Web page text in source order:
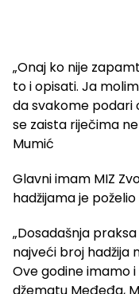
„Onaj ko nije
to i opisati. Ja
da svakome podari
se zaista riječima
Mumić
Glavni imam MIZ
hadžijama je
„Dosadašnja
najveći broj hadžija
Ove godine imamo
džematu Međeđa,